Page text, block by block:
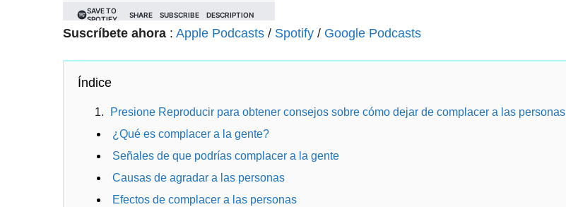
Suscríbete ahora: Apple Podcasts/ Spotify/ Google Podcasts
Índice
Presione Reproducir para obtener consejos sobre cómo dejar de complacer a las personas
¿Qué es complacer a la gente?
Señales de que podrías complacer a la gente
Causas de agradar a las personas
Efectos de complacer a las personas